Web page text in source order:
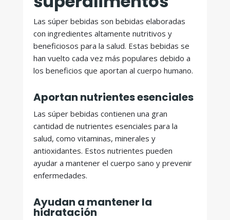
Las súper bebidas son bebidas elaboradas
con ingredientes altamente nutritivos y
beneficiosos para la salud. Estas bebidas se
han vuelto cada vez más populares debido a
los beneficios que aportan al cuerpo humano.
Aportan nutrientes esenciales
Las súper bebidas contienen una gran
cantidad de nutrientes esenciales para la
salud, como vitaminas, minerales y
antioxidantes. Estos nutrientes pueden
ayudar a mantener el cuerpo sano y prevenir
enfermedades.
Ayudan a mantener la
hidratación